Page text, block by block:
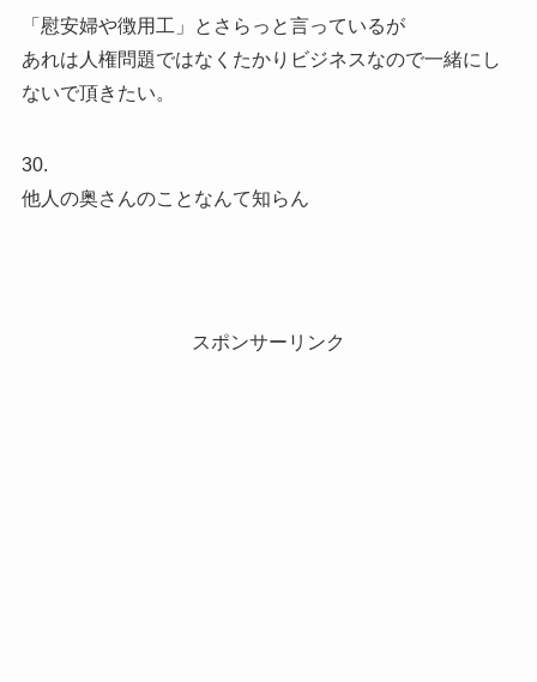
「慰安婦や徴用工」とさらっと言っているが
あれは人権問題ではなくたかりビジネスなので一緒にし
ないで頂きたい。
30.
他人の奥さんのことなんて知らん
スポンサーリンク